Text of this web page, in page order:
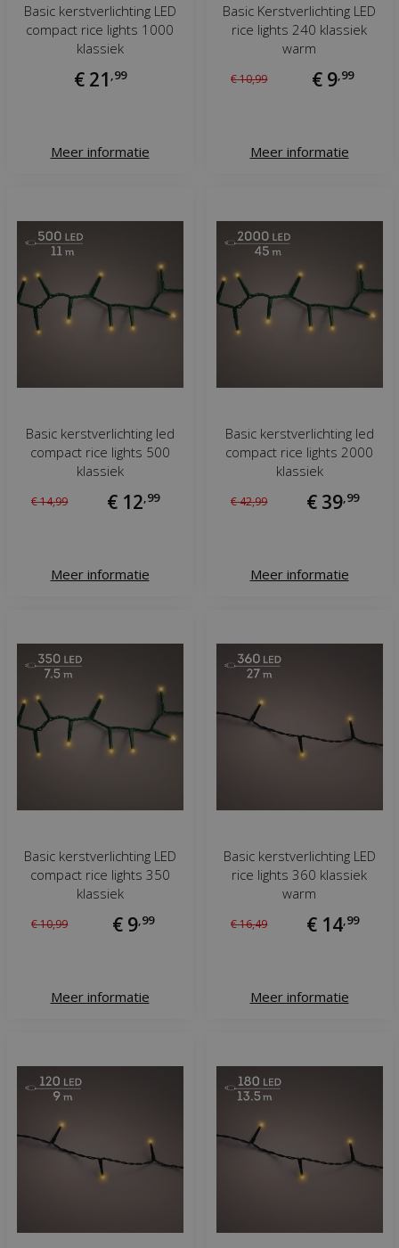
Basic kerstverlichting LED
compact rice lights 1000
klassiek
€ 21 99
Meer informatie
Basic Kerstverlichting LED
rice lights 240 klassiek
warm
€10,99 € 9, 99
Meer informatie
Basic kerstverlichting led
compact rice lights 500
klassiek
€14,99 € 12 99
Meer informatie
Basic kerstverlichting led
compact rice lights 2000
klassiek
€42,99 € 39, 99
Meer informatie
Basic kerstverlichting LED
compact rice lights 350
klassiek
€10,99 € 9, 99
Meer informatie
Basic kerstverlichting LED
rice lights 360 klassiek
warm
€16,49 € 14 99
Meer informatie